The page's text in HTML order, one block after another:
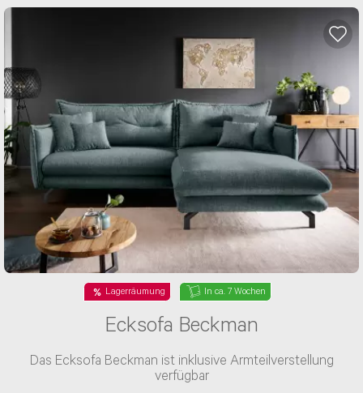
Lagerräumung In ca. 7 Wochen
Ecksofa Beckman
Das Ecksofa Beckman ist inklusive Armteilverstellung
verfügbar